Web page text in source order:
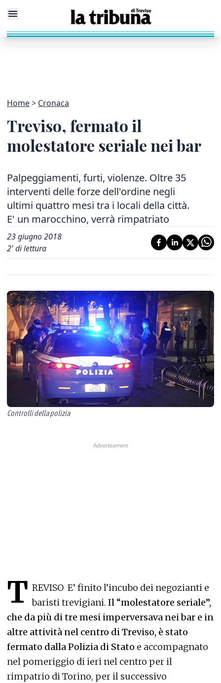
Home Cronaca
Treviso, fermato il
molestatore seriale nei bar
Palpeggiamenti, furti, violenze. Oltre 35
interventi delle forze dell'ordine negli
ultimi quattro mesi tra i locali della città.
E' un marocchino, verrà rimpatriato
23 giugno 2018
2' di lettura
Controlli della polizia
T REVISO E’ finito l’incubo dei negozianti e
baristi trevigiani. Il “molestatore seriale”,
che da più di tre mesi imperversava nei bar e in
altre attività nel centro di Treviso, è stato
fermato dalla Polizia di Stato e accompagnato
nel pomeriggio di ieri nel centro per il
rimpatrio di Torino, per il successivo